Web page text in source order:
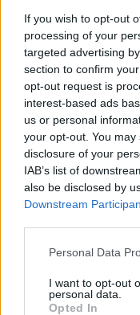
If you wish to opt-out
processing of your
targeted advertising
section to confirm
opt-out request is
interest-based ads
us or personal
your opt-out. You
disclosure of your
IAB’s list of
also be disclosed by
Downstream
Personal Data
I want to opt-out
personal data.
Opted In
Najbolj brano
1
Pretep v
moškega udaril
2
(VIDEO) "Mislil
velenjske
Hrvaškem
Dopustniška
Korošico po
Na Šaleški
Prijava
mrtvega 76-